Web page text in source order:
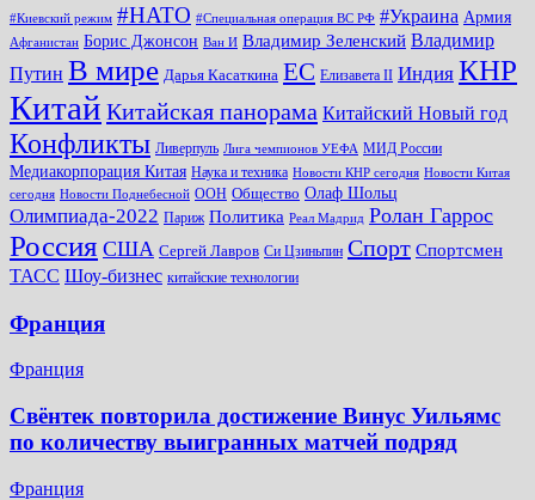
#Киевский режим #НАТО #Специальная операция ВС РФ #Украина Армия
Афганистан Борис Джонсон Ван И Владимир Зеленский Владимир
Путин В мире Дарья Касаткина ЕС Елизавета II Индия КНР
Китай Китайская панорама Китайский Новый год
Конфликты Ливерпуль Лига чемпионов УЕФА МИД России
Медиакорпорация Китая Наука и техника Новости КНР сегодня Новости Китая
сегодня Новости Поднебесной ООН Общество Олаф Шольц
Олимпиада-2022 Париж Политика Реал Мадрид Ролан Гаррос
Россия США Сергей Лавров Си Цзиньпин Спорт Спортсмен
ТАСС Шоу-бизнес китайские технологии
Франция
Франция
Свёнтек повторила достижение Винус Уильямс
по количеству выигранных матчей подряд
Франция